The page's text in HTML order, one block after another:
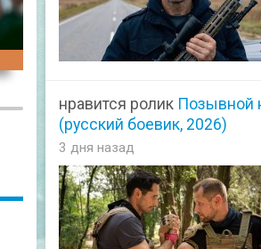
нравится ролик Позывной
(русский боевик, 2026)
3 дня назад